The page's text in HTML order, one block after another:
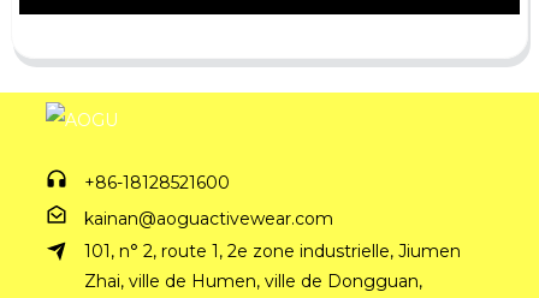
+86-18128521600
kainan@aoguactivewear.com
101, n° 2, route 1, 2e zone industrielle, Jiumen
Zhai, ville de Humen, ville de Dongguan,